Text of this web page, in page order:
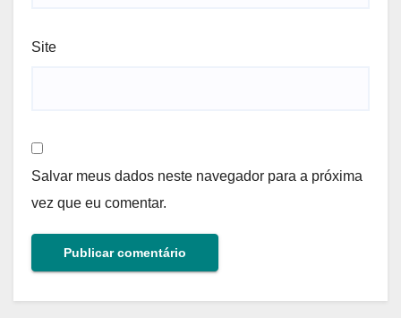
Site
Salvar meus dados neste navegador para a próxima
vez que eu comentar.